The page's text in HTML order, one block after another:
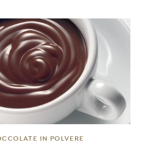
DETTAGLI
IN POLVERE